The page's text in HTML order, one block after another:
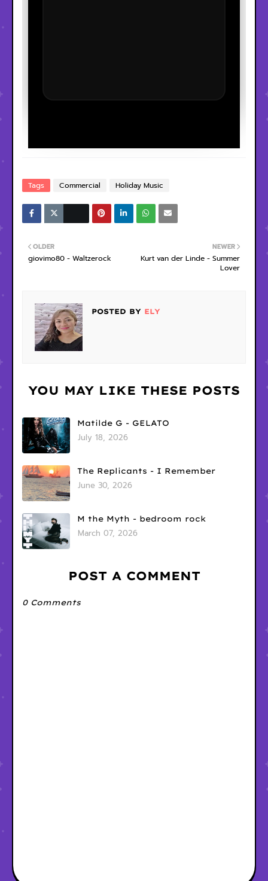
Tags Commercial Holiday Music
NEWER
Kurt van der Linde - Summer
Lover
OLDER
giovimo80 - Waltzerock
POSTED BY ELY
YOU MAY LIKE THESE POSTS
Matilde G - GELATO
July 18, 2026
The Replicants - I Remember
June 30, 2026
M the Myth - bedroom rock
March 07, 2026
POST A COMMENT
0 Comments